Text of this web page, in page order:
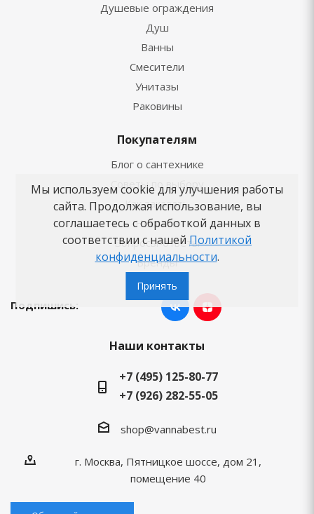
Душевые ограждения
Душ
Ванны
Смесители
Унитазы
Раковины
Покупателям
Блог о сантехнике
Советы по выбору
Как заказать
Новости
Вопросы-ответы
Бренды
Подпишись:
Наши контакты
+7 (495) 125-80-77
+7 (926) 282-55-05
shop@vannabest.ru
г. Москва, Пятницкое шоссе, дом 21,
помещение 40
Мы используем cookie для улучшения работы
сайта. Продолжая использование, вы
соглашаетесь с обработкой данных в
соответствии с нашей Политикой
конфиденциальности.
Принять